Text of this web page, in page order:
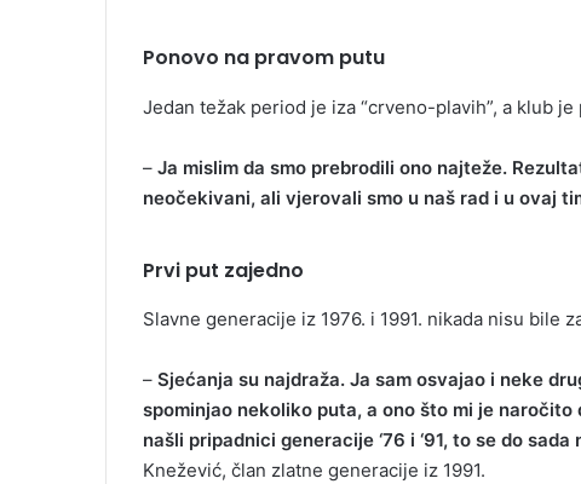
Ponovo na pravom putu
Jedan težak period je iza “crveno-plavih”, a klub
– Ja mislim da smo prebrodili ono najteže.
neočekivani, ali vjerovali smo u naš rad i u ovaj
Prvi put zajedno
Slavne generacije iz 1976. i 1991. nikada nisu bile
– Sjećanja su najdraža. Ja sam osvajao i neke
spominjao nekoliko puta, a ono što mi je
našli pripadnici generacije ‘76 i ‘91, to se do
Knežević, član zlatne generacije iz 1991.